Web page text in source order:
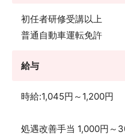
初任者研修受講以上
普通自動車運転免許
給与
時給:1,045円～1,200円
処遇改善手当 1,000円～